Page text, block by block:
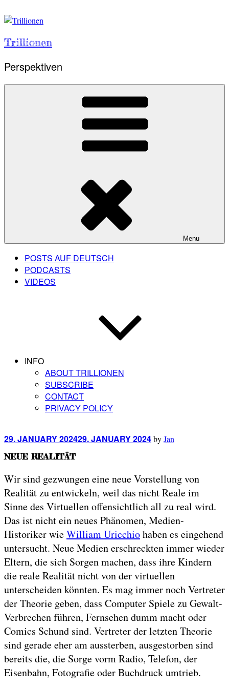
to
Trillionen
Perspektiven
Menu
POSTS AUF DEUTSCH
PODCASTS
VIDEOS
INFO
ABOUT TRILLIONEN
SUBSCRIBE
CONTACT
PRIVACY POLICY
Posted
29. JANUARY 202429. JANUARY 2024byJan
NEUE REALITÄT
Wir sind gezwungen eine neue Vorstellung von
Realität zu entwickeln, weil das nicht Reale im
Sinne des Virtuellen offensichtlich all zu real wird.
Das ist nicht ein neues Phänomen, Medien-
Historiker wieWilliam Uricchiohaben es eingehend
untersucht. Neue Medien erschreckten immer wieder
Eltern, die sich Sorgen machen, dass ihre Kindern
die reale Realität nicht von der virtuellen
unterscheiden könnten. Es mag immer noch Vertreter
der Theorie geben, dass Computer Spiele zu Gewalt-
Verbrechen führen, Fernsehen dumm macht oder
Comics Schund sind. Vertreter der letzten Theorie
sind gerade eher am aussterben, ausgestorben sind
bereits die, die Sorge vorm Radio, Telefon, der
Eisenbahn, Fotografie oder Buchdruck umtrieb.